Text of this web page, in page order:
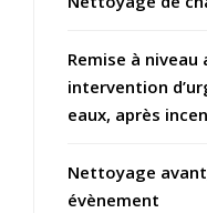
Remise à
intervention
eaux, après
Nettoyage
évènement